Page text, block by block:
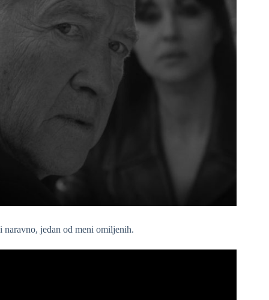
i naravno, jedan od meni omiljenih.